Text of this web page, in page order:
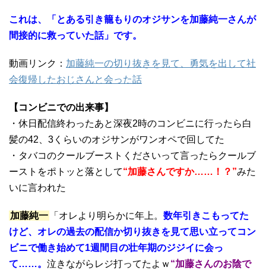
これは、「とある引き籠もりのオジサンを加藤純一さんが
間接的に救っていた話」です。
動画リンク： 加藤純一の切り抜きを見て、勇気を出して社
会復帰したおじさんと会った話
【コンビニでの出来事】
・休日配信終わったあと深夜2時のコンビニに行ったら白
髪の42、3くらいのオジサンがワンオペで回してた
・タバコのクールブーストくださいって言ったらクールブ
ーストをポトッと落として“加藤さんですか……！？”みた
いに言われた
加藤純一 「オレより明らかに年上。 数年引きこもってた
けど、オレの過去の配信か切り抜きを見て思い立ってコン
ビニで働き始めて1週間目の壮年期のジジイに会っ
て……。 泣きながらレジ打ってたよｗ “加藤さんのお陰で